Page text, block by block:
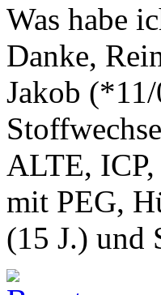
Was habe
Danke,
Jakob (*11/
ALTE,
mit PEG,
(15 J.) und